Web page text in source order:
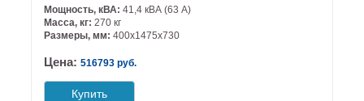
Мощность, кВА: 41,4 кВА (63 А)
Масса, кг: 270 кг
Размеры, мм: 400х1475х730
Цена: 516793 руб.
Купить